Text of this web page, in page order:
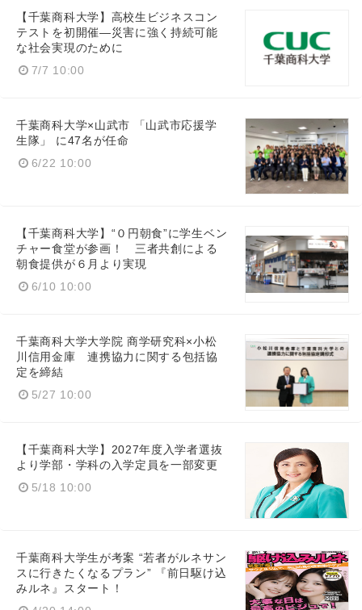
【千葉商科大学】高校生ビジネスコン
テストを初開催―災害に強く持続可能
な社会実現のために
7/7 10:00
千葉商科大学×山武市 「山武市応援学
生隊」 に47名が任命
6/22 10:00
【千葉商科大学】“０円朝食”に学生ベン
チャー食堂が参画！ 三者共創による
朝食提供が６月より実現
6/10 10:00
千葉商科大学大学院 商学研究科×小松
川信用金庫 連携協力に関する包括協
定を締結
5/27 10:00
【千葉商科大学】2027年度入学者選抜
より学部・学科の入学定員を一部変更
5/18 10:00
千葉商科大学生が考案 “若者がルネサン
スに行きたくなるプラン” 『前日駆け込
みルネ』スタート！